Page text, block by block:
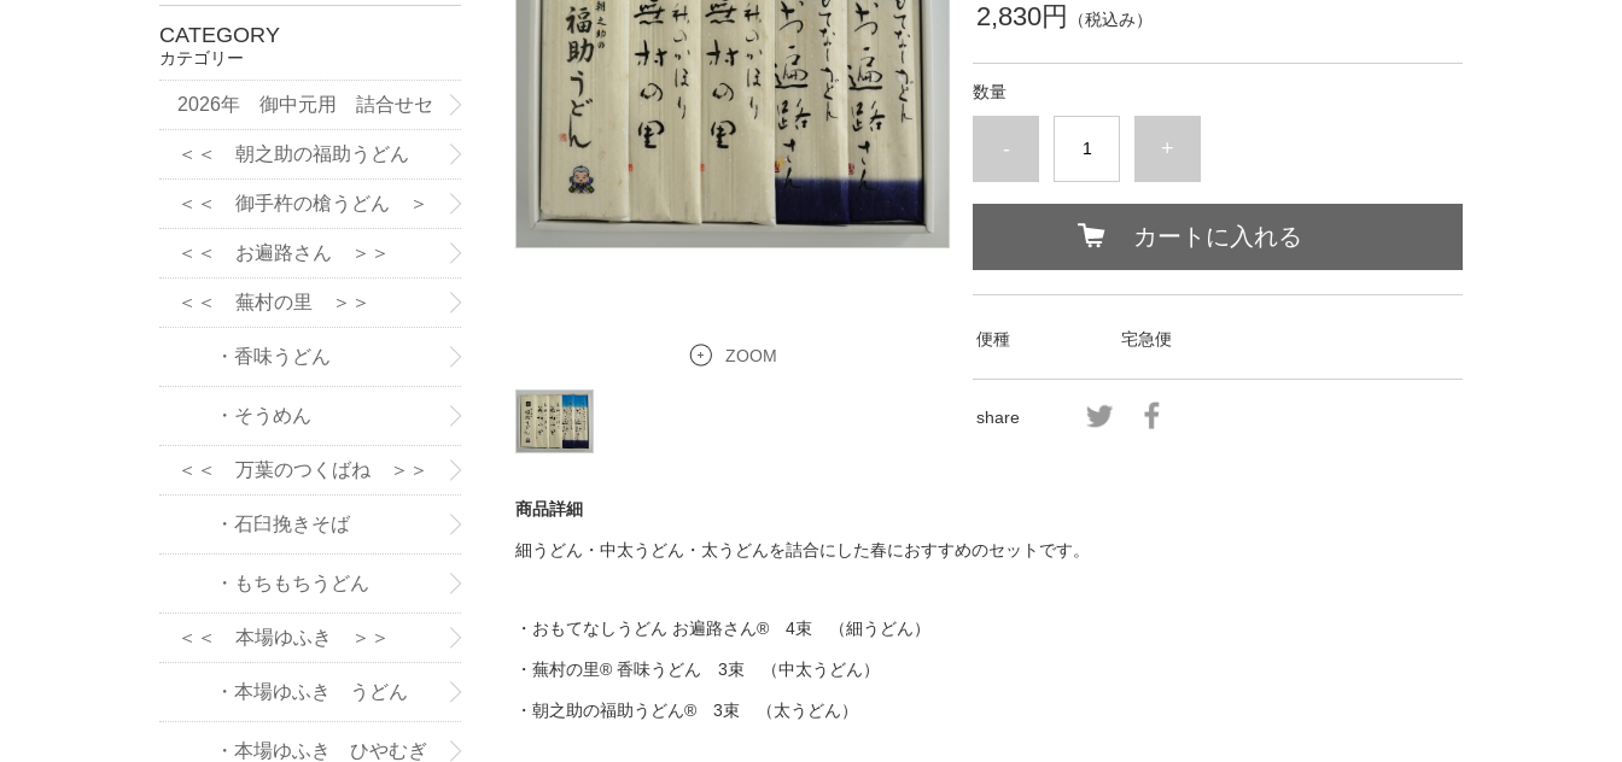
ZOOM
2,830円
（税込み）
数量
- +
カートに入れる
便種 宅急便
share
商品詳細
細うどん・中太うどん・太うどんを詰合にした春におすすめのセットです。
・おもてなしうどん お遍路さん® 4束 （細うどん）
・蕪村の里® 香味うどん 3束 （中太うどん）
・朝之助の福助うどん® 3束 （太うどん）
ット
CATEGORY
カテゴリー
2026年 御中元用 詰合せセ
ット
＜＜ 朝之助の福助うどん
＞＞
＜＜ 御手杵の槍うどん ＞
＞
＜＜ お遍路さん ＞＞
＜＜ 蕪村の里 ＞＞
・香味うどん
・そうめん
＜＜ 万葉のつくばね ＞＞
・石臼挽きそば
・もちもちうどん
＜＜ 本場ゆふき ＞＞
・本場ゆふき うどん
・本場ゆふき ひやむぎ